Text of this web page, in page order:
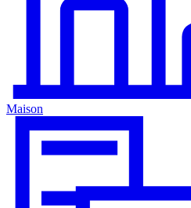
Maison